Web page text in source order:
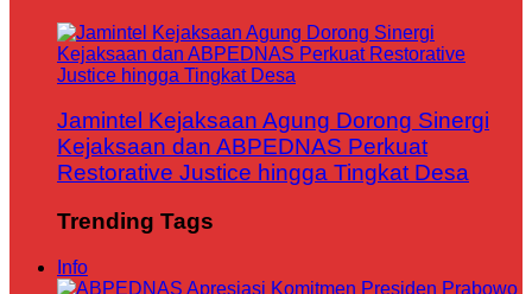
Jamintel Kejaksaan Agung Dorong Sinergi
Kejaksaan dan ABPEDNAS Perkuat
Restorative Justice hingga Tingkat Desa
Trending Tags
Info